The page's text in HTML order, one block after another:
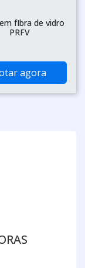
fIbra de vidro
PRFV
agora